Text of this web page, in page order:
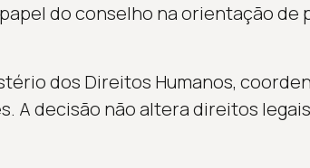
do conselho na orientação de
dos Direitos Humanos,
A decisão não altera direitos